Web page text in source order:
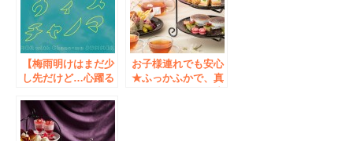
るカフェ『chano-
ma 秋葉原』オープ
ン！
【梅雨明けはまだ少
し先だけど…心躍る
す！】「chano-ma
秋葉原 真夏の縁日
アフタヌーンティ
お子様連れでも安心
★ふっかふかで、真